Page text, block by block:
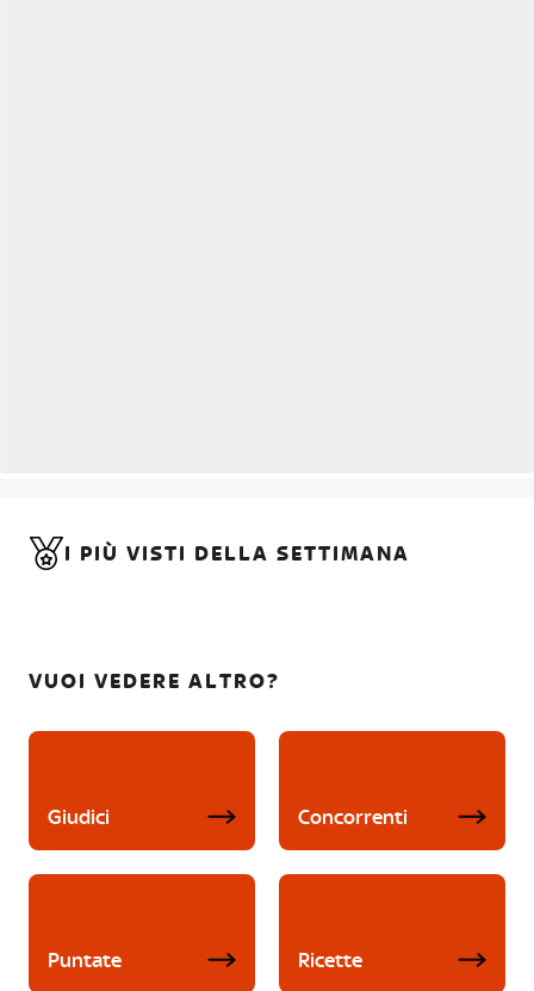
I PIÙ VISTI DELLA SETTIMANA
VUOI VEDERE ALTRO?
Giudici Concorrenti
Puntate Ricette